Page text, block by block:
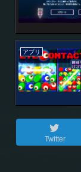
アプリ
Twitter